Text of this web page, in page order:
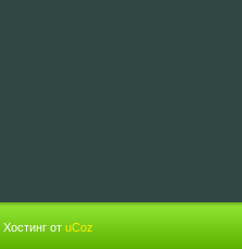
Хостинг от uCoz